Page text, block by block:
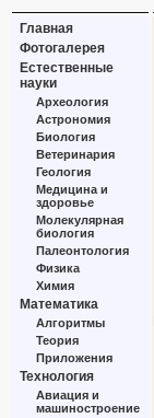
Главная
Фотогалерея
Естественные
науки
Археология
Астрономия
Биология
Ветеринария
Геология
Медицина и
здоровье
Молекулярная
биология
Палеонтология
Физика
Химия
Математика
Алгоритмы
Теория
Приложения
Технология
Авиация и
машиностроение